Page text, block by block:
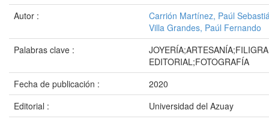
Autor :
Carrión Martínez, Paúl
Villa Grandes, Paúl Fernando
Palabras clave :
EDITORIAL;FOTOGRAFÍA
Fecha de publicación :
2020
Editorial :
Universidad del Azuay